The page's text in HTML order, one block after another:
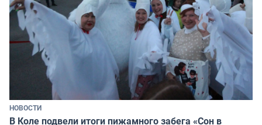
НОВОСТИ
В Коле подвели итоги пижамного забега «Сон в